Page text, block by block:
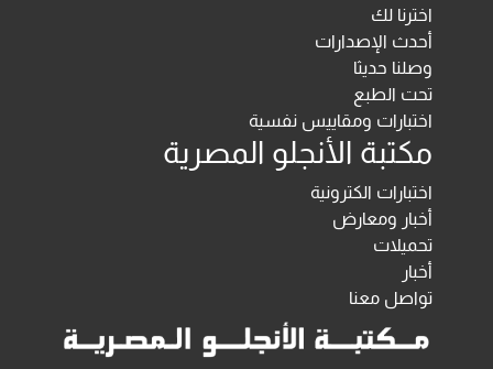
اخترنا لك
أحدث الإصدارات
وصلنا حديثا
تحت الطبع
اختبارات ومقاييس نفسية
مكتبة الأنجلو المصرية
اختبارات الكترونية
أخبار ومعارض
تحميلات
أخبار
تواصل معنا